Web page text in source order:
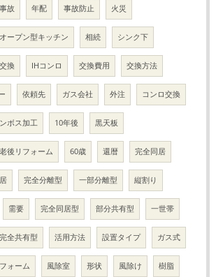
故 年配 事故防止 火災
オープン型キッチン 相続 シンク下
換 IHコンロ 交換費用 交換方法
依頼先 ガス会社 外注 コンロ交換
ボス加工 10年後 黒天板
老後リフォーム 60歳 還暦 完全同居
完全分離型 一部分離型 縦割り
需要 完全同居型 部分共有型 一世帯
完全共有型 活用方法 設置タイプ ガス式
ォーム 風除室 形状 風除け 樹脂